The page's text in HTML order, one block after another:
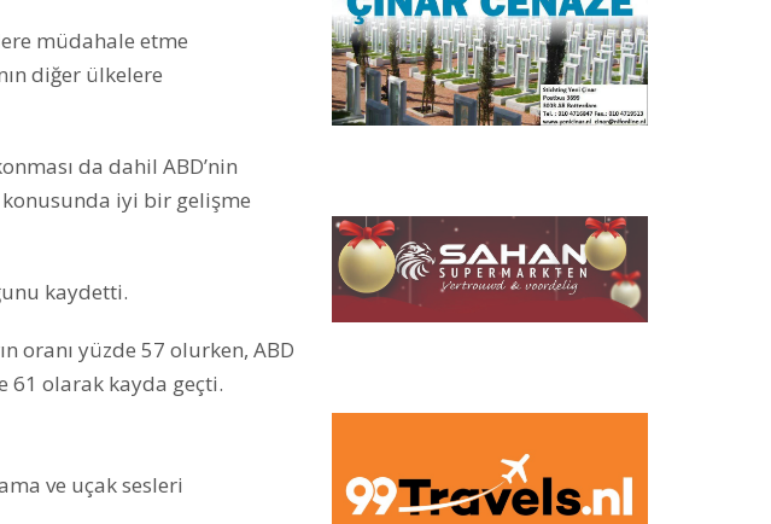
müdahale etme
diğer ülkelere
da dahil ABD’nin
iyi bir gelişme
kaydetti.
oranı yüzde 57 olurken, ABD
61 olarak kayda geçti.
ve uçak sesleri